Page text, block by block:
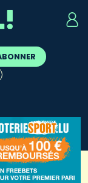
sont